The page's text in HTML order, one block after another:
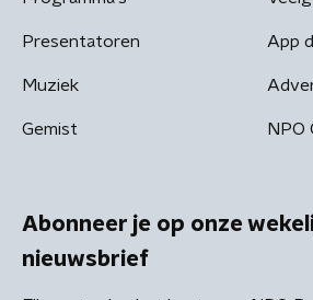
Presentatoren
Muziek
Gemist
App
NPO
Abonneer je op onze
nieuwsbrief